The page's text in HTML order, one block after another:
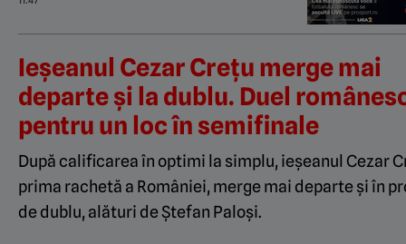
Ieșeanul Cezar Crețu merge mai
departe și la dublu. Duel
pentru un loc în semifinale
După calificarea în optimi la simplu, ieșeanul Cezar
prima rachetă a României, merge mai departe și în
de dublu, alături de Ștefan Paloși.